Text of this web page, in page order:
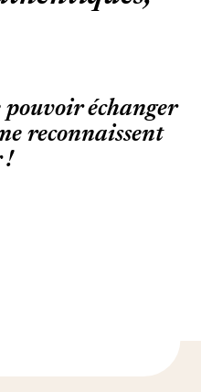
pouvoir échanger
reconnaissent
!
un nouvel onglet ou